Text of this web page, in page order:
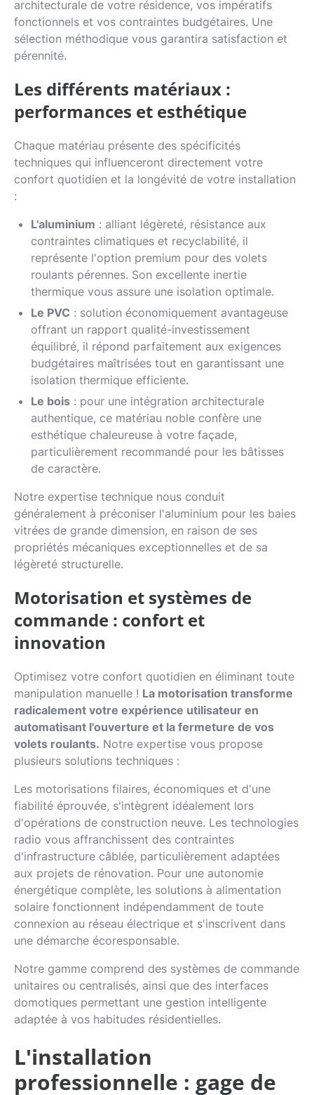
architecturale de votre résidence, vos impératifs
fonctionnels et vos contraintes budgétaires. Une
sélection méthodique vous garantira satisfaction et
pérennité.
Les différents matériaux :
performances et esthétique
Chaque matériau présente des spécificités
techniques qui influenceront directement votre
confort quotidien et la longévité de votre installation
:
L'aluminium : alliant légèreté, résistance aux
contraintes climatiques et recyclabilité, il
représente l'option premium pour des volets
roulants pérennes. Son excellente inertie
thermique vous assure une isolation optimale.
Le PVC : solution économiquement avantageuse
offrant un rapport qualité-investissement
équilibré, il répond parfaitement aux exigences
budgétaires maîtrisées tout en garantissant une
isolation thermique efficiente.
Le bois : pour une intégration architecturale
authentique, ce matériau noble confère une
esthétique chaleureuse à votre façade,
particulièrement recommandé pour les bâtisses
de caractère.
Notre expertise technique nous conduit
généralement à préconiser l'aluminium pour les baies
vitrées de grande dimension, en raison de ses
propriétés mécaniques exceptionnelles et de sa
légèreté structurelle.
Motorisation et systèmes de
commande : confort et
innovation
Optimisez votre confort quotidien en éliminant toute
manipulation manuelle ! La motorisation transforme
radicalement votre expérience utilisateur en
automatisant l'ouverture et la fermeture de vos
volets roulants. Notre expertise vous propose
plusieurs solutions techniques :
Les motorisations filaires, économiques et d'une
fiabilité éprouvée, s'intègrent idéalement lors
d'opérations de construction neuve. Les technologies
radio vous affranchissent des contraintes
d'infrastructure câblée, particulièrement adaptées
aux projets de rénovation. Pour une autonomie
énergétique complète, les solutions à alimentation
solaire fonctionnent indépendamment de toute
connexion au réseau électrique et s'inscrivent dans
une démarche écoresponsable.
Notre gamme comprend des systèmes de commande
unitaires ou centralisés, ainsi que des interfaces
domotiques permettant une gestion intelligente
adaptée à vos habitudes résidentielles.
L'installation
professionnelle : gage de